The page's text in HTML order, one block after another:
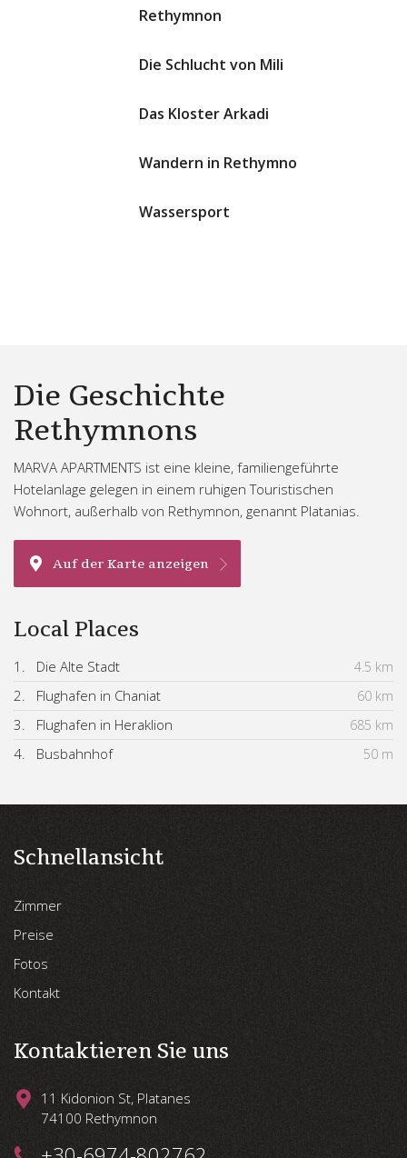
Rethymnon
Die Schlucht von Mili
Das Kloster Arkadi
Wandern in Rethymno
Wassersport
Die Geschichte
Rethymnons
MARVA APARTMENTS ist eine kleine, familiengeführte
Hotelanlage gelegen in einem ruhigen Touristischen
Wohnort, außerhalb von Rethymnon, genannt Platanias.
Auf der Karte anzeigen
Local Places
1. Die Alte Stadt 4.5 km
2. Flughafen in Chaniat 60 km
3. Flughafen in Heraklion 685 km
4. Busbahnhof 50 m
Schnellansicht
Zimmer
Preise
Fotos
Kontakt
Kontaktieren Sie uns
11 Kidonion St, Platanes
74100 Rethymnon